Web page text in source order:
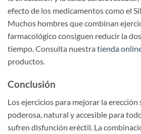
efecto de los medicamentos como el
Muchos hombres que combinan
farmacológico consiguen reducir la
tiempo. Consulta nuestra tienda
productos.
Conclusión
Los ejercicios para mejorar la
poderosa, natural y accesible para
sufren disfunción eréctil. La